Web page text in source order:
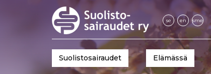
se en sme
Suolistosairaudet Elämässä